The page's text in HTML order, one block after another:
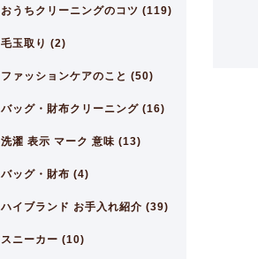
おうちクリーニングのコツ (119)
毛玉取り (2)
ファッションケアのこと (50)
バッグ・財布クリーニング (16)
洗濯 表示 マーク 意味 (13)
バッグ・財布 (4)
ハイブランド お手入れ紹介 (39)
スニーカー (10)